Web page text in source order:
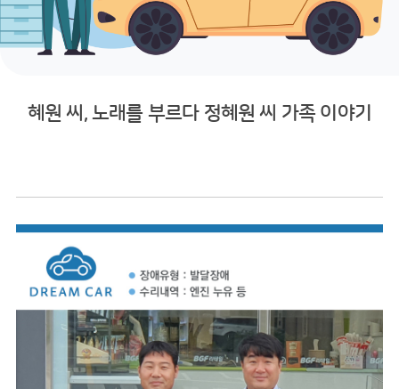
혜원 씨, 노래를 부르다 정혜원 씨 가족 이야기